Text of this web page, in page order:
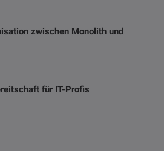
zwischen Monolith und
für IT-Profis